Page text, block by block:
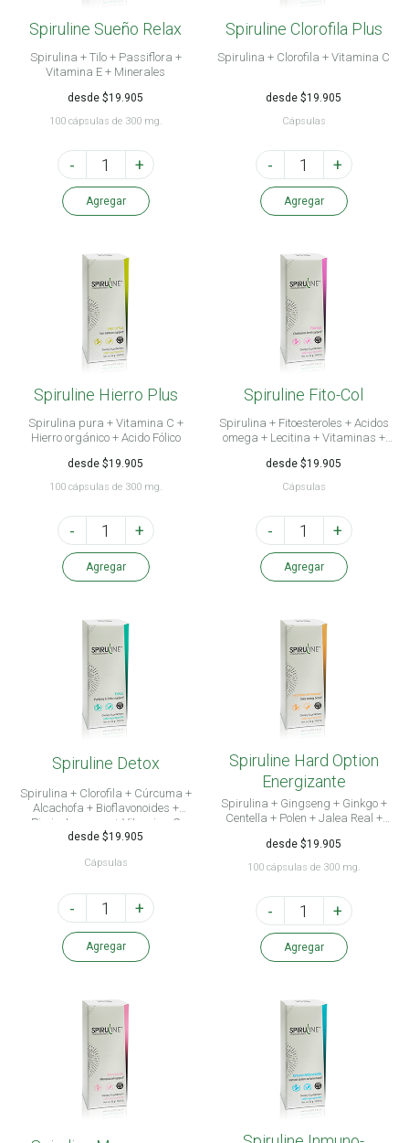
Spiruline Sueño Relax
Spirulina + Tilo + Passiflora +
Vitamina E + Minerales
desde $19.905
100 cápsulas de 300 mg.
- +
Agregar
Spiruline Clorofila Plus
Spirulina + Clorofila + Vitamina C
desde $19.905
Cápsulas
- +
Agregar
Spiruline Hierro Plus
Spirulina pura + Vitamina C +
Hierro orgánico + Acido Fólico
desde $19.905
100 cápsulas de 300 mg.
- +
Agregar
Spiruline Fito-Col
Spirulina + Fitoesteroles + Acidos
omega + Lecitina + Vitaminas +
desde $19.905
Cápsulas
- +
Agregar
Spiruline Detox
Spirulina + Clorofila + Cúrcuma +
Alcachofa + Bioflavonoides +
Pimienta negra + Vitamina C
desde $19.905
Cápsulas
- +
Agregar
Spiruline Hard Option
Energizante
Spirulina + Gingseng + Ginkgo +
Centella + Polen + Jalea Real +
desde $19.905
100 cápsulas de 300 mg.
- +
Agregar